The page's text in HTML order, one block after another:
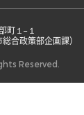
合政策部企画課）
Reserved.